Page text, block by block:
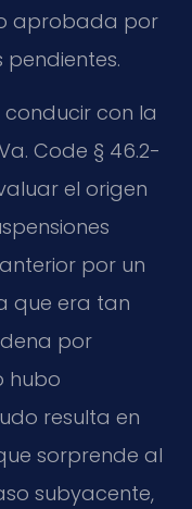
aprobada por
con la
Code § 46.2-
el origen
por un
que era tan
por
hubo
resulta en
sorprende al
subyacente,